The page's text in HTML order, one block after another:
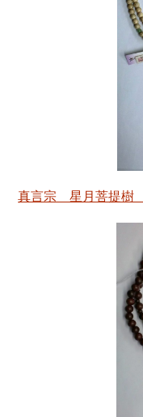
真言宗 星月菩提